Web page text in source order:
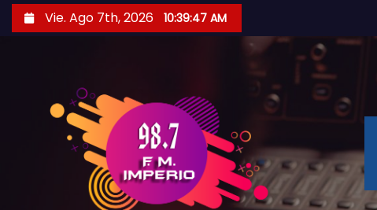
Vie. Ago 7th, 2026 10:39:49 AM